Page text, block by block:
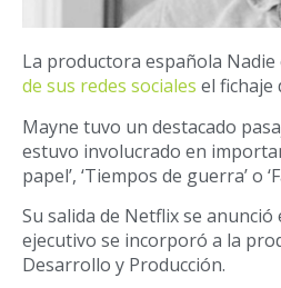
La productora española
de sus redes sociales el fichaje
Mayne tuvo un destacado
estuvo involucrado en
papel’, ‘Tiempos de guerra’ o
Su salida de Netflix se
ejecutivo se incorporó a la
Desarrollo y Producción.